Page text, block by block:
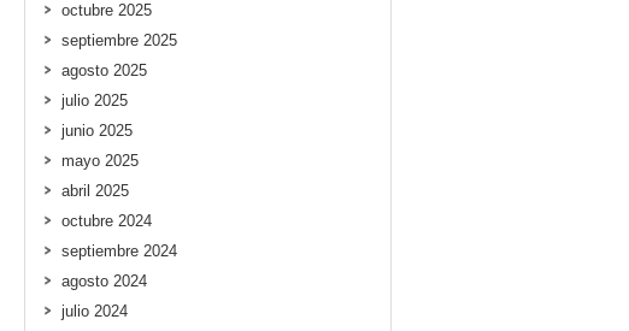
octubre 2025
septiembre 2025
agosto 2025
julio 2025
junio 2025
mayo 2025
abril 2025
octubre 2024
septiembre 2024
agosto 2024
julio 2024